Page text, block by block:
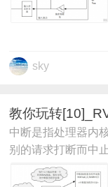
sky
教你玩转
中断是指处理器内
别的请求打断而中